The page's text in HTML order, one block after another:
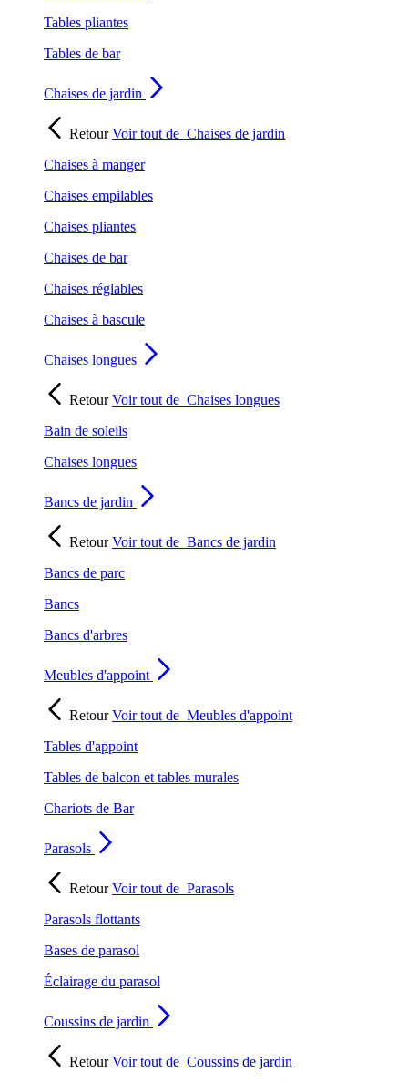
Tables pliantes
Tables de bar
Chaises de jardin
RetourVoir tout de Chaises de jardin
Chaises à manger
Chaises empilables
Chaises pliantes
Chaises de bar
Chaises réglables
Chaises à bascule
Chaises longues
RetourVoir tout de Chaises longues
Bain de soleils
Chaises longues
Bancs de jardin
RetourVoir tout de Bancs de jardin
Bancs de parc
Bancs
Bancs d'arbres
Meubles d'appoint
RetourVoir tout de Meubles d'appoint
Tables d'appoint
Tables de balcon et tables murales
Chariots de Bar
Parasols
RetourVoir tout de Parasols
Parasols flottants
Bases de parasol
Éclairage du parasol
Coussins de jardin
RetourVoir tout de Coussins de jardin